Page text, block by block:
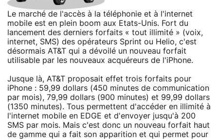
Le marché de l'accès à la téléphonie et à l'internet
mobile est en plein boom aux Etats-Unis. Fort du
lancement des derniers forfaits « tout illimité » (voix,
internet, SMS) des opérateurs Sprint ou Helio, c'est
désormais AT&T qui a dévoilé un nouveau forfait
utilisable par les nouveaux acquéreurs de l'iPhone.
Jusque là, AT&T proposait effet trois forfaits pour
iPhone : 59,99 dollars (450 minutes de communication
par mois), 79,99 dollars (900 minutes) et 99,99 dollars
(1350 minutes). Tous permettent d'accéder en illimité à
l'internet mobile en EDGE et d'envoyer jusqu'à 200
SMS par mois. Mais c'est donc un nouveau forfait haut
de gamme qui a fait son apparition et qui permet pour